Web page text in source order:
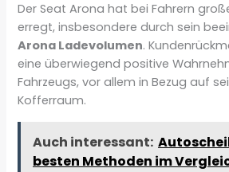
Der Seat Arona hat bei Fahrern
erregt, insbesondere durch sein
Arona Ladevolumen.
eine überwiegend positive
Fahrzeugs, vor allem in Bezug auf
Kofferraum.
Auch interessant:
besten Methoden im